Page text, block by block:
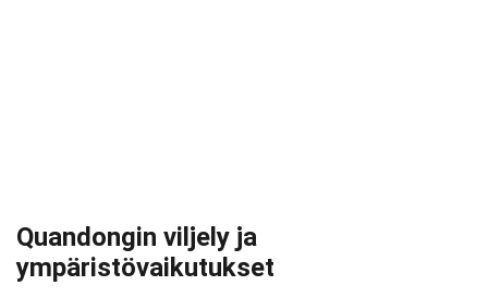
Quandongin viljely ja
ympäristövaikutukset